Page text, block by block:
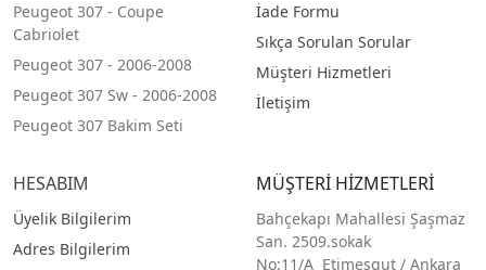
Peugeot 307 - Coupe
Cabriolet
Peugeot 307 - 2006-2008
Peugeot 307 Sw - 2006-2008
Peugeot 307 Bakim Seti
İade Formu
Sıkça Sorulan Sorular
Müşteri Hizmetleri
İletişim
HESABIM
Üyelik Bilgilerim
Adres Bilgilerim
MÜŞTERİ HİZMETLERİ
Bahçekapı Mahallesi Şaşmaz
San. 2509.sokak
No:11/A Etimesgut / Ankara